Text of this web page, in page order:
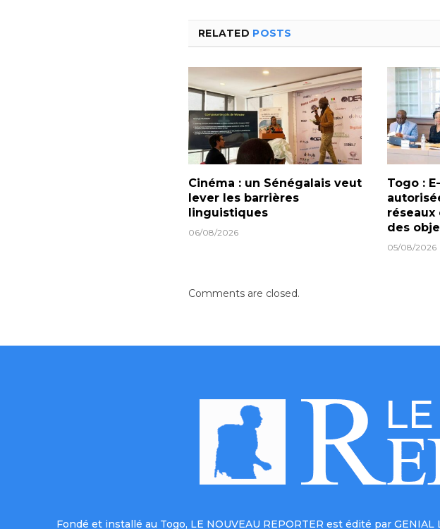
RELATED POSTS
Cinéma : un Sénégalais veut
lever les barrières
linguistiques
06/08/2026
Togo :
réseaux
des
05/08/2026
Comments are closed.
Fondé et installé au Togo, LE NOUVEAU REPORTER est édité par